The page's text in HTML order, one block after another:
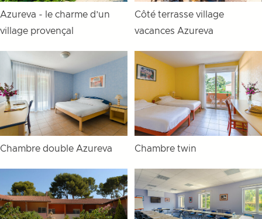
Azureva - le charme d’un
village provençal
Côté terrasse village
vacances Azureva
Chambre double Azureva Chambre twin